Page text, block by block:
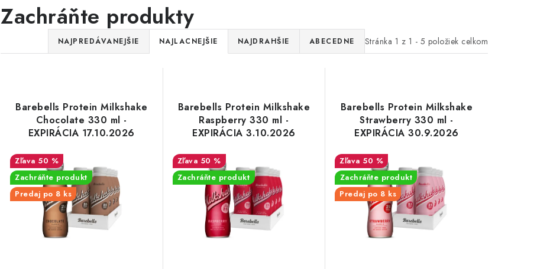
Zachráňte produkty
Stránka 1 z 1 - 5 položiek celkom
R
a
e
n
i
e
p
r
o
NAJPREDÁVANEJŠIE NAJLACNEJŠIE NAJDRAHŠIE ABECEDNE
p
Barebells Protein Milkshake
Chocolate 330 ml -
EXPIRÁCIA 17.10.2026
50 %
Zachráňte produkt
Predaj po 8 ks
Barebells Protein Milkshake
Raspberry 330 ml -
EXPIRÁCIA 3.10.2026
50 %
Zachráňte produkt
Barebells Protein Milkshake
Strawberry 330 ml -
EXPIRÁCIA 30.9.2026
50 %
Zachráňte produkt
Predaj po 8 ks